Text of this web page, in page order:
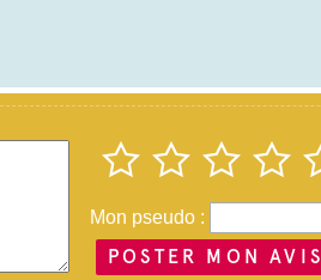
Mon pseudo :
POSTER MON AVIS